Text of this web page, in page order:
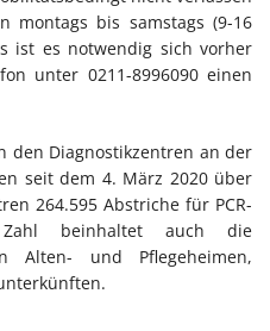
montags bis samstags (9-16
ist es notwendig sich vorher
unter 0211-8996090 einen
den Diagnostikzentren an der
seit dem 4. März 2020 über
264.595 Abstriche für PCR-
beinhaltet auch die
Alten- und Pflegeheimen,